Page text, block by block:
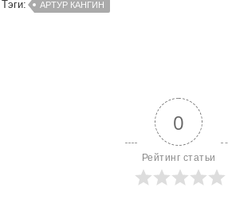
Тэги: АРТУР КАНГИН
0
Рейтинг статьи